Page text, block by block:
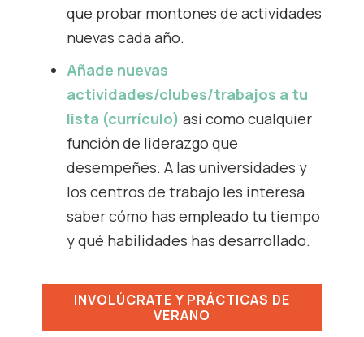
que probar montones de actividades
nuevas cada año.
Añade nuevas
actividades/clubes/trabajos a tu
lista (currículo) así como cualquier
función de liderazgo que
desempeñes. A las universidades y
los centros de trabajo les interesa
saber cómo has empleado tu tiempo
y qué habilidades has desarrollado.
INVOLÚCRATE Y PRÁCTICAS DE
VERANO